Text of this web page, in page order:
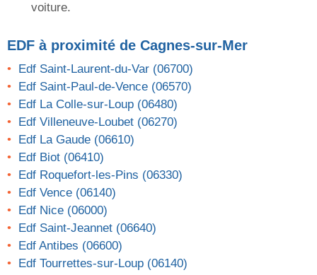
voiture.
EDF à proximité de Cagnes-sur-Mer
Edf Saint-Laurent-du-Var (06700)
Edf Saint-Paul-de-Vence (06570)
Edf La Colle-sur-Loup (06480)
Edf Villeneuve-Loubet (06270)
Edf La Gaude (06610)
Edf Biot (06410)
Edf Roquefort-les-Pins (06330)
Edf Vence (06140)
Edf Nice (06000)
Edf Saint-Jeannet (06640)
Edf Antibes (06600)
Edf Tourrettes-sur-Loup (06140)